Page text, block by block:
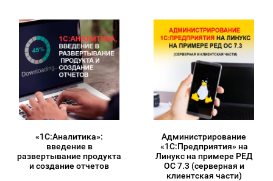
«1С:Аналитика»:
введение в
развертывание продукта
и создание отчетов
Администрирование
«1С:Предприятия» на
Линукс на примере РЕД
ОС 7.3 (серверная и
клиентская части)